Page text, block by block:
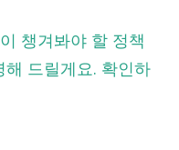
챙겨봐야 할 정책
드릴게요. 확인하